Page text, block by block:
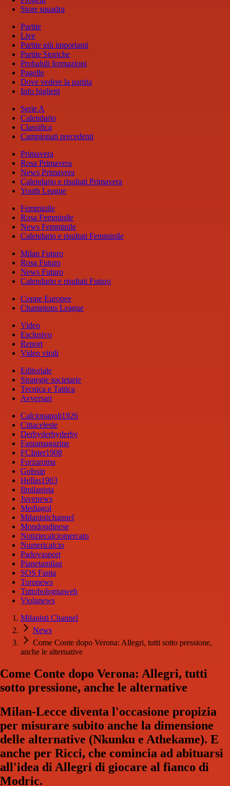
Store squadra
Partite
Live
Partite più importanti
Partite Storiche
Probabili formazioni
Pagelle
Dove vedere la partita
Info biglietti
Serie A
Calendario
Classifica
Campionati precedenti
Primavera
Rosa Primavera
News Primavera
Calendario e risultati Primavera
Youth League
Femminile
Rosa Femminile
News Femminile
Calendario e risultati Femminile
Milan Futuro
Rosa Futuro
News Futuro
Calendario e risultati Futuro
Coppe Europee
Champions League
Video
Esclusivo
Report
Video virali
Editoriale
Strategie societarie
Tecnica e Tattica
Avversari
Calcionapoli1926
Cittaceleste
Derbyderbyderby
Fantamagazine
FCInter1908
Forzaroma
Golssip
Hellas1903
Ilmilanista
Juvenews
Mediagol
Milanistichannel
Mondoudinese
Notiziecalciomercato
Numericalcio
Padovasport
Pianetamilan
SOS Fanta
Toronews
Tuttobolognaweb
Violanews
Milanisti Channel
News
Come Conte dopo Verona: Allegri, tutti sotto pressione,
anche le alternative
Come Conte dopo Verona: Allegri, tutti
sotto pressione, anche le alternative
Milan-Lecce diventa l'occasione propizia
per misurare subito anche la dimensione
delle alternative (Nkunku e Athekame). E
anche per Ricci, che comincia ad abituarsi
all'idea di Allegri di giocare al fianco di
Modric.